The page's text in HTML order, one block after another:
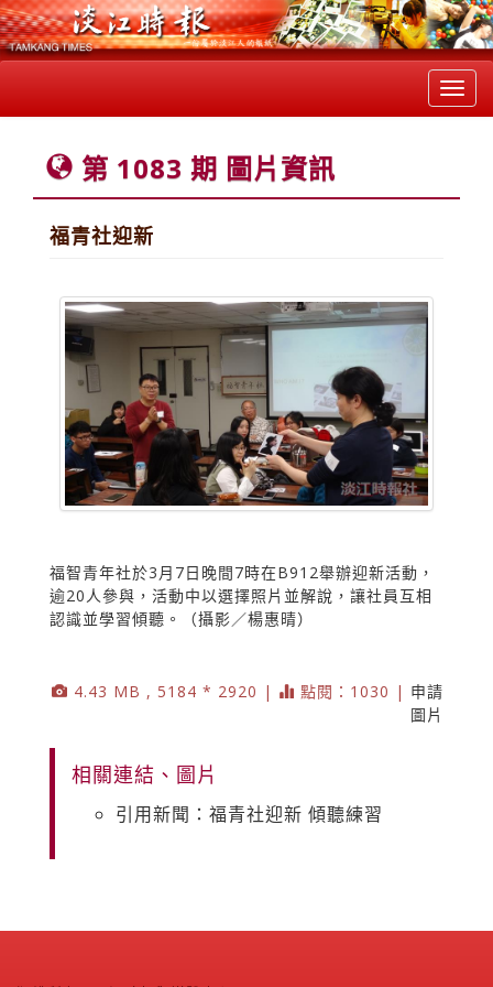
第 1083 期 圖片資訊
福青社迎新
福智青年社於3月7日晚間7時在B912舉辦迎新活動，
逾20人參與，活動中以選擇照片並解說，讓社員互相
認識並學習傾聽。（攝影／楊惠晴）
4.43 MB , 5184 * 2920 | 點閱：1030 | 申請
圖片
相關連結、圖片
引用新聞：福青社迎新 傾聽練習